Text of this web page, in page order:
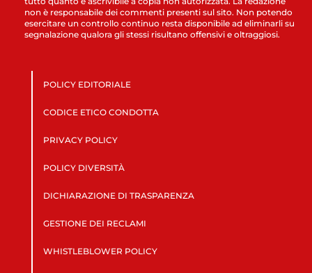
non è responsabile dei commenti presenti sul sito. Non potendo
esercitare un controllo continuo resta disponibile ad eliminarli su
segnalazione qualora gli stessi risultano offensivi e oltraggiosi.
POLICY EDITORIALE
CODICE ETICO CONDOTTA
PRIVACY POLICY
POLICY DIVERSITÀ
DICHIARAZIONE DI TRASPARENZA
GESTIONE DEI RECLAMI
WHISTLEBLOWER POLICY